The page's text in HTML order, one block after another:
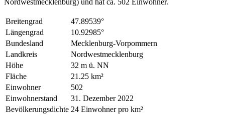
Breitengrad
47.89539°
Längengrad
10.92985°
Bundesland
Mecklenburg-Vorpommern
Landkreis
Nordwestmecklenburg
Höhe
32 m ü. NN
Fläche
21.25 km²
Einwohner
502
Einwohnerstand
31. Dezember 2022
Bevölkerungsdichte 24 Einwohner pro km²